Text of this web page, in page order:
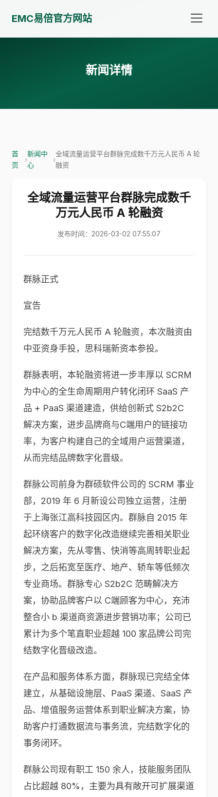
EMC易倍官方网站
新闻详情
首
页
›
新闻中
心
›
全域流量运营平台群脉完成数千万元人民币 A 轮
融资
全域流量运营平台群脉完成数千
万元人民币 A 轮融资
发布时间：2026-03-02 07:55:07
群脉正式
宣告
完结数千万元人民币 A 轮融资，本次融资由
中亚资身手投，思科瑞新资本参投。
群脉表明，本轮融资将进一步丰厚以 SCRM
为中心的全生命周期用户转化闭环 SaaS 产
品 + PaaS 渠道建造，供给创新式 S2b2C
解决方案，进步品牌商与C端用户的链接功
率，为客户构建自己的全域用户运营渠道，
从而完结品牌数字化晋级。
群脉公司前身为群硕软件公司的 SCRM 事业
部，2019 年 6 月新设公司独立运营，注册
于上海张江高科技园区内。群脉自 2015 年
起环绕客户的数字化改造继续完善相关职业
解决方案，先从零售、快消等高周转职业起
步，之后拓宽至医疗、地产、轿车等低频次
专业商场。群脉专心 S2b2C 范畴解决方
案，协助品牌客户以 C端顾客为中心，充沛
整合小 b 渠道商资源进步营销功率；公司已
累计为多个笔直职业超越 100 家品牌公司完
结数字化晋级改造。
在产品和服务体系方面，群脉现已完结全体
建立，从基础设施层、PaaS 渠道、SaaS 产
品、增值服务运营体系到职业解决方案，协
助客户打通数据流与事务流，完结数字化的
事务闭环。
群脉公司现有职工 150 余人，技能服务团队
占比超越 80%，主要为具有敞开可扩展渠道